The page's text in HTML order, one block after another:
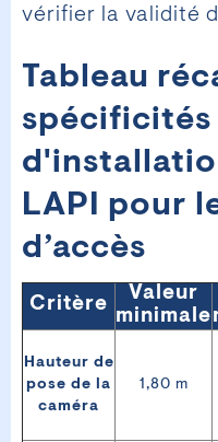
vérifier la validité
Tableau
spécificités
LAPI pour
d’accès
Critère
Valeur
minimale
Hauteur de
pose de la
caméra
1,80 m